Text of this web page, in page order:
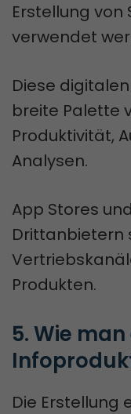
Erstellung von
verwendet
Diese
breite Palette
Produktivität,
Analysen.
App Stores
Drittanbietern
Produkten.
5. Wie
Die Erstellung